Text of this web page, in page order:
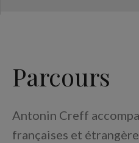
Parcours
Antonin Creff
françaises et